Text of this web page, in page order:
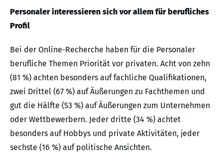
Personaler interessieren sich vor allem für berufliches
Profil
Bei der Online-Recherche haben für die Personaler
berufliche Themen Priorität vor privaten. Acht von zehn
(81 %) achten besonders auf fachliche Qualifikationen,
zwei Drittel (67 %) auf Äußerungen zu Fachthemen und
gut die Hälfte (53 %) auf Äußerungen zum Unternehmen
oder Wettbewerbern. Jeder dritte (34 %) achtet
besonders auf Hobbys und private Aktivitäten, jeder
sechste (16 %) auf politische Ansichten.